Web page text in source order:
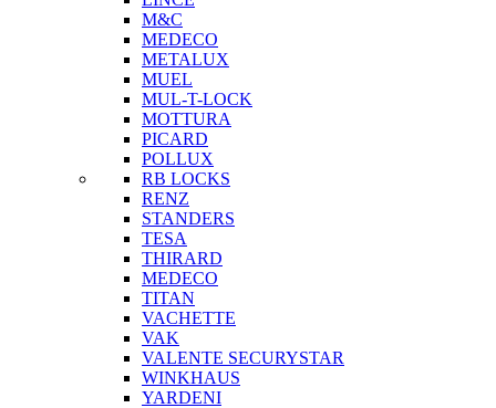
M&C
MEDECO
METALUX
MUEL
MUL-T-LOCK
MOTTURA
PICARD
POLLUX
RB LOCKS
RENZ
STANDERS
TESA
THIRARD
MEDECO
TITAN
VACHETTE
VAK
VALENTE SECURYSTAR
WINKHAUS
YARDENI